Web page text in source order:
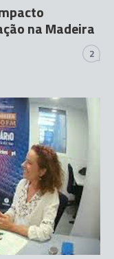
na Madeira
2